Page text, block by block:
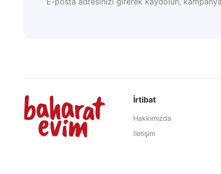
İrtibat
Hakkımızda
İletişim